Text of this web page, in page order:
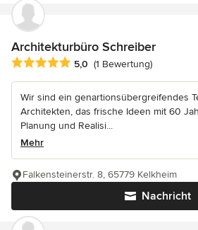
Architekturbüro Schreiber
Durchschnittliche Bewertung: 5 von 5
5,0 (1 Bewertung)
Wir sind ein genartionsübergreifendes
Architekten, das frische Ideen mit 60
Planung und Realisi...
Mehr
Nachricht
Falkensteinerstr. 8, 65779 Kelkheim